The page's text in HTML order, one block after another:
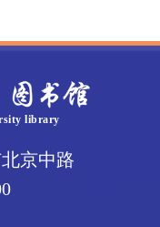
京中路